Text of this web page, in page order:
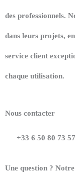
des professionnels.
dans leurs projets,
service client
chaque utilisation.
Nous contacter
+33 6 50 80 73 57
Une question ?